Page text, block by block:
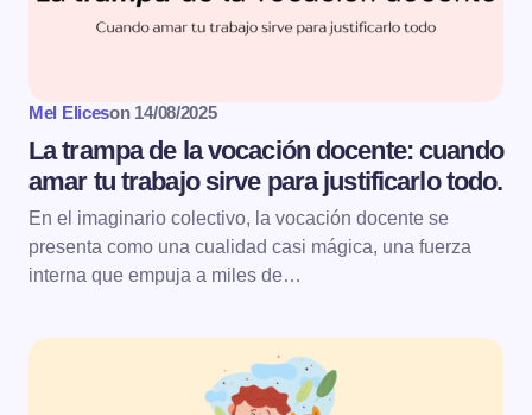
Mel Eliceson 14/08/2025
La trampa de la vocación docente: cuando
amar tu trabajo sirve para justificarlo todo.
En el imaginario colectivo, la vocación docente se
presenta como una cualidad casi mágica, una fuerza
interna que empuja a miles de…